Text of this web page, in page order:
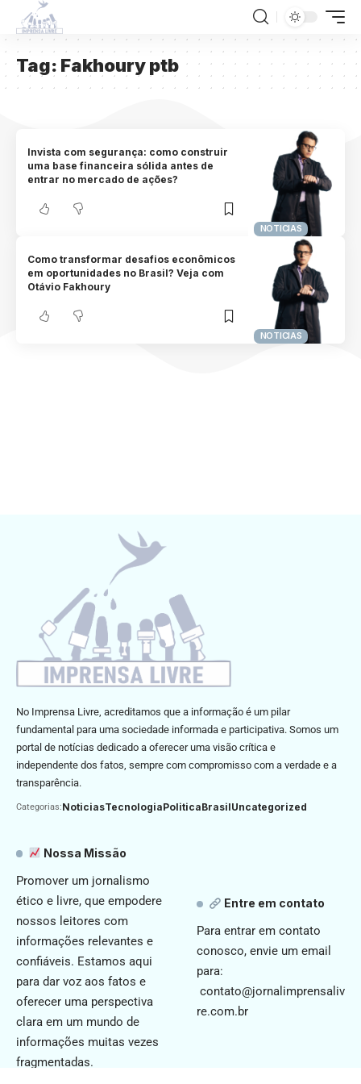
Tag: Fakhoury ptb
NOTICIAS
Invista com segurança: como construir
uma base financeira sólida antes de
entrar no mercado de ações?
NOTICIAS
Como transformar desafios econômicos
em oportunidades no Brasil? Veja com
Otávio Fakhoury
No Imprensa Livre, acreditamos que a informação é um pilar
fundamental para uma sociedade informada e participativa. Somos um
portal de notícias dedicado a oferecer uma visão crítica e
independente dos fatos, sempre com compromisso com a verdade e a
transparência.
Categorias:NoticiasTecnologiaPoliticaBrasilUncategorized
Nossa Missão
Promover um jornalismo
ético e livre, que empodere
nossos leitores com
informações relevantes e
confiáveis. Estamos aqui
para dar voz aos fatos e
oferecer uma perspectiva
clara em um mundo de
informações muitas vezes
fragmentadas.
Entre em contato
Para entrar em contato
conosco, envie um email
para:
contato@jornalimprensaliv
re.com.br